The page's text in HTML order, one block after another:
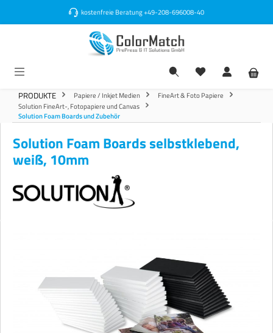
kostenfreie Beratung+49-208-696008-40
PRODUKTE Papiere / Inkjet Medien
FineArt & Foto Papiere
Solution FineArt-, Fotopapiere und Canvas
Solution Foam Boards und Zubehör
Solution Foam Boards selbstklebend,
weiß, 10mm